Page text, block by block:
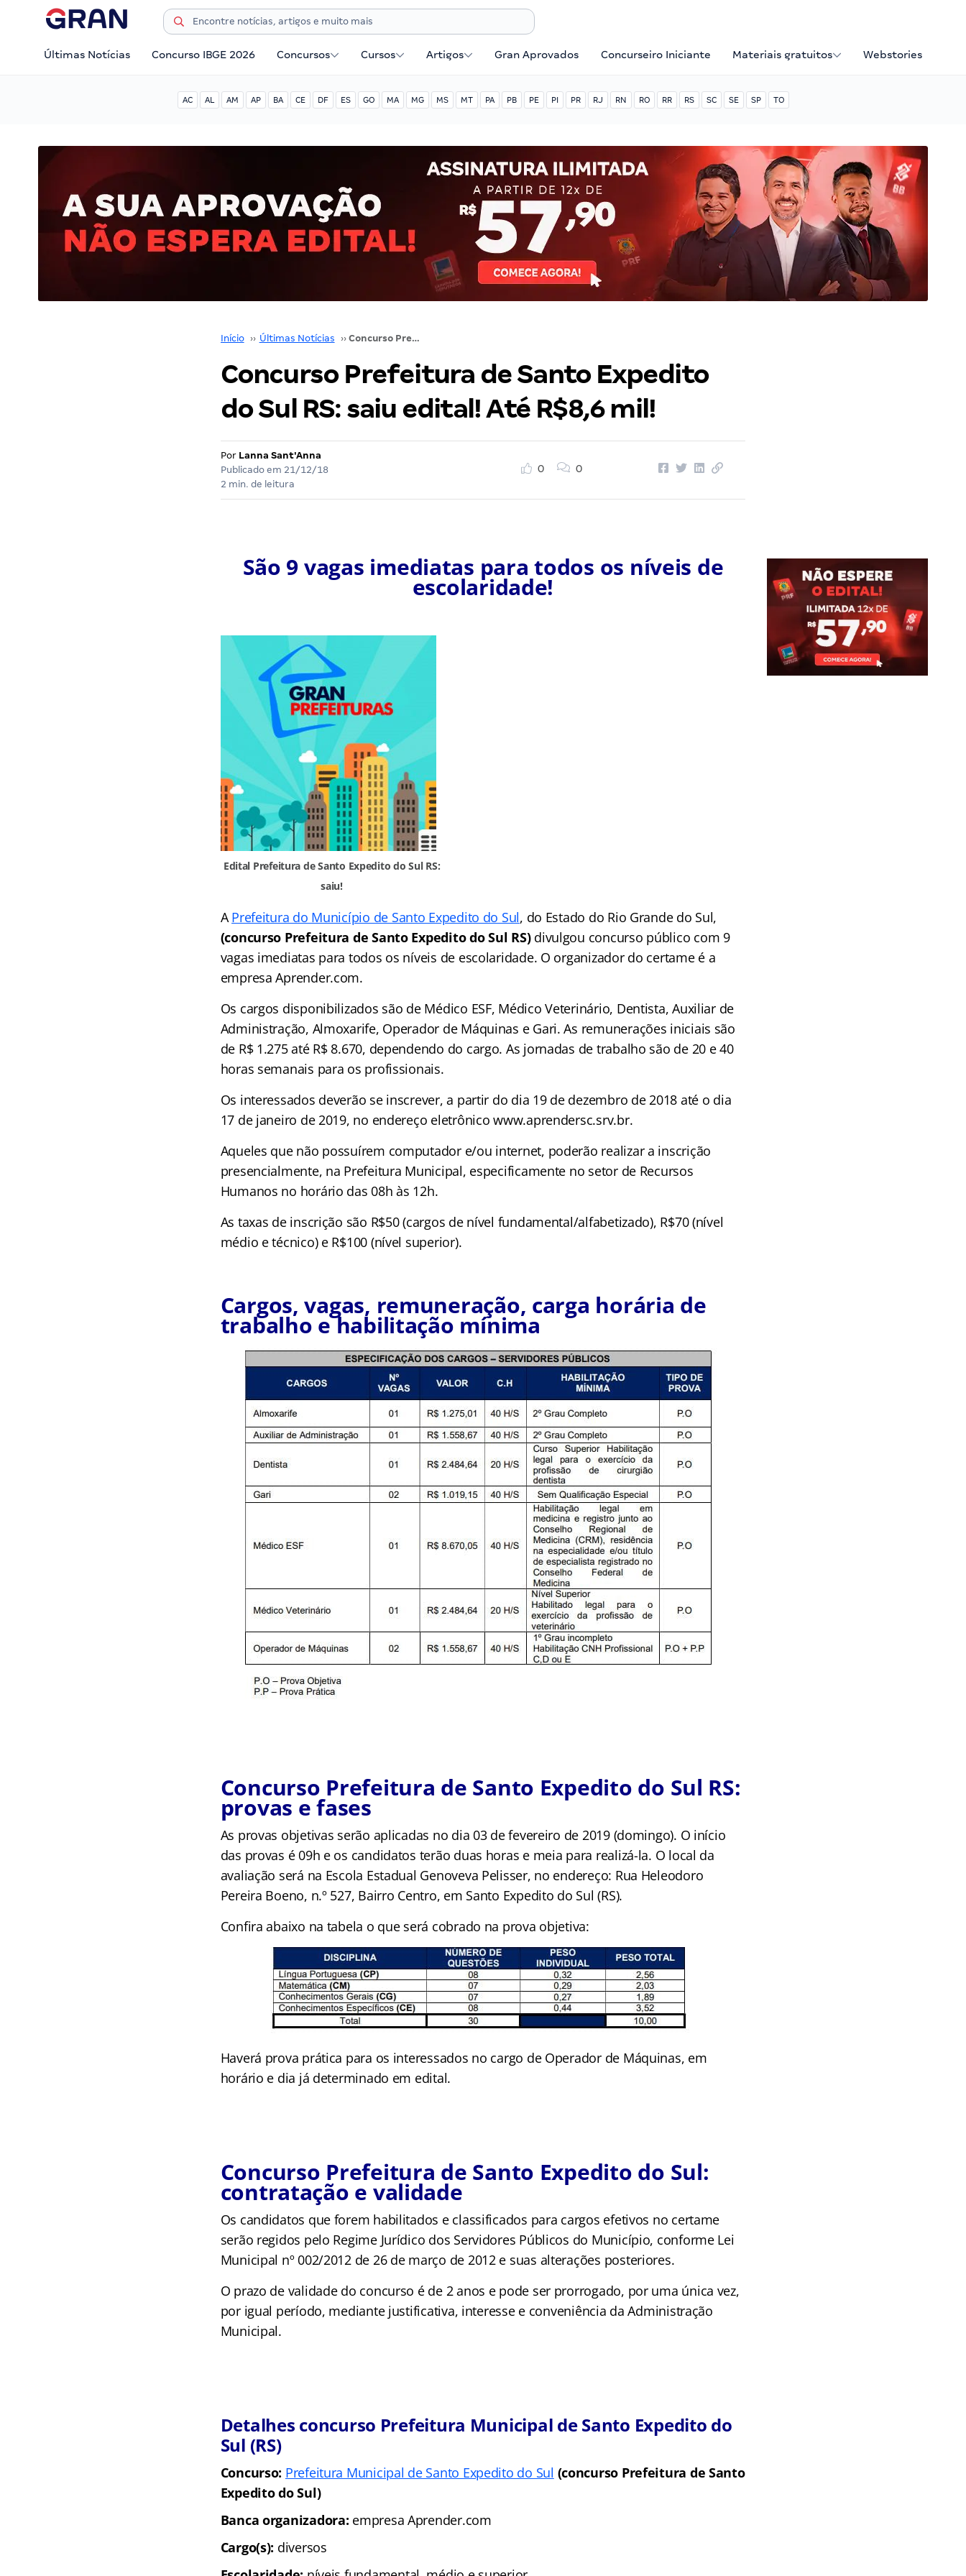
Últimas Notícias Concurso IBGE 2026 Concursos Cursos Artigos Gran Aprovados Concurseiro Iniciante Materiais gratuitos Webstories
AC AL AM AP BA CE DF ES GO MA MG MS MT PA PB PE PI PR RJ RN RO RR RS SC SE SP TO
Início ›› Últimas Notícias ›› Concurso Prefeitura de Santo Expedito do Sul RS: saiu edital! Até R$8,6 mil!
Concurso Prefeitura de Santo Expedito
do Sul RS: saiu edital! Até R$8,6 mil!
Por Lanna Sant'Anna
Publicado em 21/12/18
2 min. de leitura
0 0
São 9 vagas imediatas para todos os níveis de
escolaridade!
Edital Prefeitura de Santo Expedito do Sul RS:
saiu!
APrefeitura do Município de Santo Expedito do Sul, do Estado do Rio Grande do Sul,
(concurso Prefeitura de Santo Expedito do Sul RS)divulgou concurso público com 9
vagas imediatas para todos os níveis de escolaridade. O organizador do certame é a
empresa Aprender.com.
Os cargos disponibilizados são de Médico ESF, Médico Veterinário, Dentista, Auxiliar de
Administração, Almoxarife, Operador de Máquinas e Gari. As remunerações iniciais são
de R$ 1.275 até R$ 8.670, dependendo do cargo. As jornadas de trabalho são de 20 e 40
horas semanais para os profissionais.
Os interessados deverão se inscrever, a partir do dia 19 de dezembro de 2018 até o dia
17 de janeiro de 2019, no endereço eletrônico www.aprendersc.srv.br.
Aqueles que não possuírem computador e/ou internet, poderão realizar a inscrição
presencialmente, na Prefeitura Municipal, especificamente no setor de Recursos
Humanos no horário das 08h às 12h.
As taxas de inscrição são R$50 (cargos de nível fundamental/alfabetizado), R$70 (nível
médio e técnico) e R$100 (nível superior).
Cargos, vagas, remuneração, carga horária de
trabalho e habilitação mínima
Concurso Prefeitura de Santo Expedito do Sul RS:
provas e fases
As provas objetivas serão aplicadas no dia 03 de fevereiro de 2019 (domingo). O início
das provas é 09h e os candidatos terão duas horas e meia para realizá-la. O local da
avaliação será na Escola Estadual Genoveva Pelisser, no endereço: Rua Heleodoro
Pereira Boeno, n.º 527, Bairro Centro, em Santo Expedito do Sul (RS).
Confira abaixo na tabela o que será cobrado na prova objetiva:
Haverá prova prática para os interessados no cargo de Operador de Máquinas, em
horário e dia já determinado em edital.
Concurso Prefeitura de Santo Expedito do Sul:
contratação e validade
Os candidatos que forem habilitados e classificados para cargos efetivos no certame
serão regidos pelo Regime Jurídico dos Servidores Públicos do Município, conforme Lei
Municipal nº 002/2012 de 26 de março de 2012 e suas alterações posteriores.
O prazo de validade do concurso é de 2 anos e pode ser prorrogado, por uma única vez,
por igual período, mediante justificativa, interesse e conveniência da Administração
Municipal.
Detalhes concurso Prefeitura Municipal de Santo Expedito do
Sul (RS)
Concurso: Prefeitura Municipal de Santo Expedito do Sul (concurso Prefeitura de Santo
Expedito do Sul)
Banca organizadora: empresa Aprender.com
Cargo(s): diversos